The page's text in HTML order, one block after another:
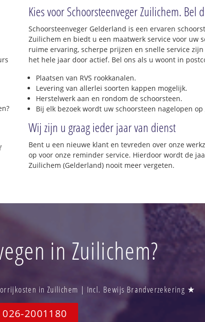
Kies voor Schoorsteenveger Zuilichem. Bel
Schoorsteenveger Gelderland is een ervaren
Zuilichem en biedt u een maatwerk service voor uw
ruime ervaring, scherpe prijzen en snelle service
het hele jaar door actief. Bel ons als u woont in
Plaatsen van RVS rookkanalen.
Levering van allerlei soorten kappen mogelijk.
Herstelwerk aan en rondom de schoorsteen.
Bij elk bezoek wordt uw schoorsteen nagelopen op
Wij zijn u graag ieder jaar van dienst
Bent u een nieuwe klant en tevreden over onze
op voor onze reminder service. Hierdoor wordt de
Zuilichem (Gelderland) nooit meer vergeten.
in Zuilichem?
in Zuilichem | Incl. Bewijs Brandverzekering ★
2001180